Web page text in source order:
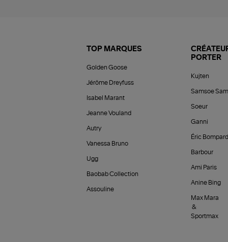
TOP MARQUES
Golden Goose
Jérôme Dreyfuss
Isabel Marant
Jeanne Vouland
Autry
Vanessa Bruno
Ugg
Baobab Collection
Assouline
PORTER
Kujten
Samsoe
Soeur
Ganni
Éric Bompard
Barbour
Ami Paris
Anine Bing
Max Mara
&
Sportmax